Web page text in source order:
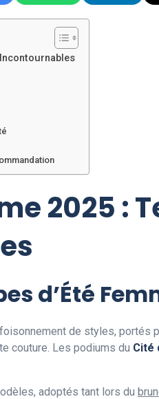
2025 :
d’Été
de styles, portés
couture. Les podiums du Cité
adoptés tant lors du